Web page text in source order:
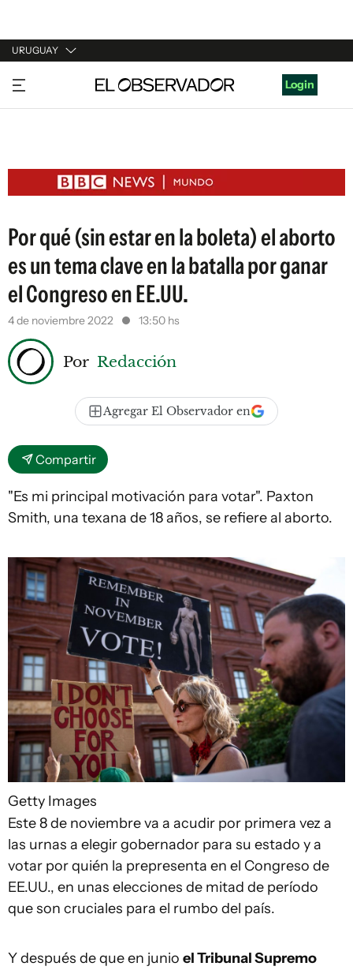
URUGUAY
URUGUAY
ARGENTINA
ESTADOS UNIDOS
Login
Por qué (sin estar en la boleta) el aborto
es un tema clave en la batalla por ganar
el Congreso en EE.UU.
4 de noviembre 2022 13:50 hs
Por Redacción
Agregar El Observador en
Compartir
"Es mi principal motivación para votar". Paxton
Smith, una texana de 18 años, se refiere al aborto.
Getty Images
Este 8 de noviembre va a acudir por primera vez a
las urnas a elegir gobernador para su estado y a
votar por quién la prepresenta en el Congreso de
EE.UU., en unas elecciones de mitad de período
que son cruciales para el rumbo del país.
Y después de que en junio el Tribunal Supremo